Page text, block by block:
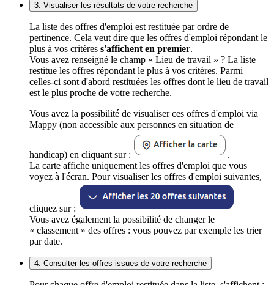
3. Visualiser les résultats de votre recherche
La liste des offres d'emploi est restituée par ordre de
pertinence. Cela veut dire que les offres d'emploi répondant le
plus à vos critères s'affichent en premier.
Vous avez renseigné le champ « Lieu de travail » ? La liste
restitue les offres répondant le plus à vos critères. Parmi
celles-ci sont d'abord restituées les offres dont le lieu de travail
est le plus proche de votre recherche.
Vous avez la possibilité de visualiser ces offres d'emploi via
Mappy (non accessible aux personnes en situation de
handicap) en cliquant sur :
.
La carte affiche uniquement les offres d'emploi que vous
voyez à l'écran. Pour visualiser les offres d'emploi suivantes,
cliquez sur :
Vous avez également la possibilité de changer le
« classement » des offres : vous pouvez par exemple les trier
par date.
4. Consulter les offres issues de votre recherche